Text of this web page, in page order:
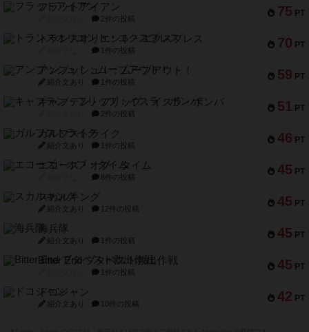
75 PT
フラットアイアン
2件の投稿
70 PT
トランスオリエント・エクスプレス
1件の投稿
59 PT
アンブッシュ！：ムーブアウト！
紹介文あり 1件の投稿
51 PT
キャプテン・フリップ：イスラ・ボンバ
2件の投稿
46 PT
ガルフストライク
紹介文あり 1件の投稿
45 PT
エコーズ・オブ・タイム
8件の投稿
45 PT
スカルキング
紹介文あり 12件の投稿
45 PT
海兵隊
紹介文あり 1件の投稿
45 PT
Bitter End ブタペスト救出作戦
1件の投稿
42 PT
ドコジャン
紹介文あり 10件の投稿